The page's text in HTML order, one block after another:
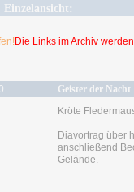
Einzelansicht:
Die Links im Archiv
Geister der Nacht
Kröte
Diavortrag über
anschließend
Gelände.